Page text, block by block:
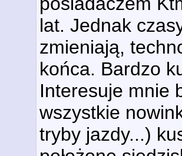
lat. Jednak
zmieniają,
końca. Bardzo
Interesuje mnie
wszystkie
tryby jazdy...)